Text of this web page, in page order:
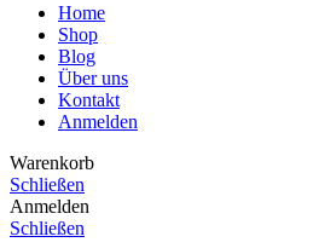
Home
Shop
Blog
Über uns
Kontakt
Anmelden
Warenkorb
Schließen
Anmelden
Schließen